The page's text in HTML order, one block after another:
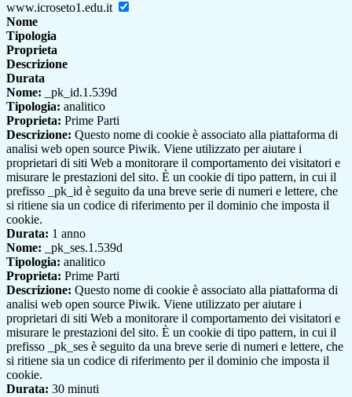
www.icroseto1.edu.it
Nome
Tipologia
Proprieta
Descrizione
Durata
Nome: _pk_id.1.539d
Tipologia: analitico
Proprieta: Prime Parti
Descrizione: Questo nome di cookie è associato alla piattaforma di
analisi web open source Piwik. Viene utilizzato per aiutare i
proprietari di siti Web a monitorare il comportamento dei visitatori e
misurare le prestazioni del sito. È un cookie di tipo pattern, in cui il
prefisso _pk_id è seguito da una breve serie di numeri e lettere, che
si ritiene sia un codice di riferimento per il dominio che imposta il
cookie.
Durata: 1 anno
Nome: _pk_ses.1.539d
Tipologia: analitico
Proprieta: Prime Parti
Descrizione: Questo nome di cookie è associato alla piattaforma di
analisi web open source Piwik. Viene utilizzato per aiutare i
proprietari di siti Web a monitorare il comportamento dei visitatori e
misurare le prestazioni del sito. È un cookie di tipo pattern, in cui il
prefisso _pk_ses è seguito da una breve serie di numeri e lettere, che
si ritiene sia un codice di riferimento per il dominio che imposta il
cookie.
Durata: 30 minuti